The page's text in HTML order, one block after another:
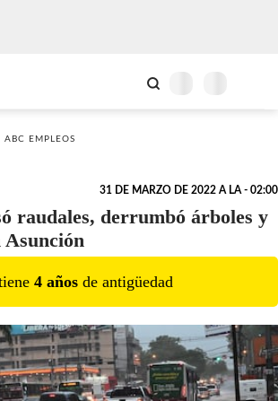
ABC EMPLEOS
31 DE MARZO DE 2022 A LA - 02:00
raudales, derrumbó árboles y
Asunción
4 años de antigüedad